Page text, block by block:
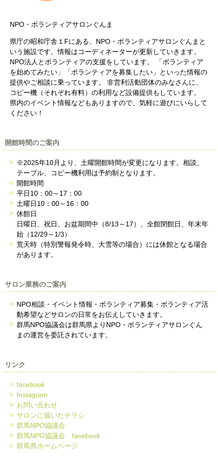
NPO・ボランティアサロンぐんま
県庁の昭和庁舎１Fにある、NPO・ボランティアサロンぐんまと
いう施設です。情報はコーディネーターが更新していきます。
NPO法人とボランティアの支援をしています。 「ボランティア
を始めてみたい」「ボランティアを募集したい」といった情報の
提供やご相談に乗っています。 非営利活動団体のみなさんに、
コピー機（それぞれ有料）の利用など設備提供もしています。
県内のイベント情報などもありますので、気軽に遊びにいらして
ください！
開館時間のご案内
※2025年10月より、土曜開館時間が変更になります。相談、
テーブル、コピー機利用は予約制となります。
開館時間
平日10：00～17：00
土曜日10：00～16：00
休館日
日曜日、祝日、お盆期間中（8/13～17）、全館閉館日、年末年
始（12/29～1/3）
荒天時（特別警報発令時、大雪等の場合）には休館となる場合
があります。
サロン業務のご案内
NPO相談・イベント情報・ボランティア募集・ボランティア活
動希望などサロンの日常をお伝えしていきます。
群馬NPO協議会は群馬県よりNPO・ボランティアサロンぐん
まの運営を委託されています。
リンク
facebook
Instagram
お問い合わせ
サロンに届いたチラシ
群馬NPO協議会
群馬NPO協議会 facebook
群馬県ホームページ